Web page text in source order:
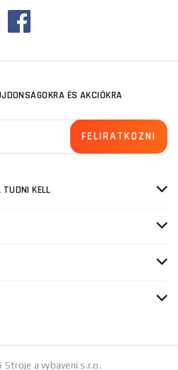
ÉS AKCIÓKRA
KELL
a vybavení s.r.o.